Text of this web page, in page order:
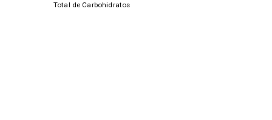
Total de Carbohidratos